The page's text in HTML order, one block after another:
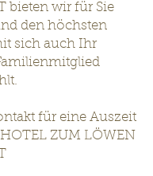
bieten wir für Sie
den höchsten
sich auch Ihr
für eine Auszeit
ZUM LÖWEN